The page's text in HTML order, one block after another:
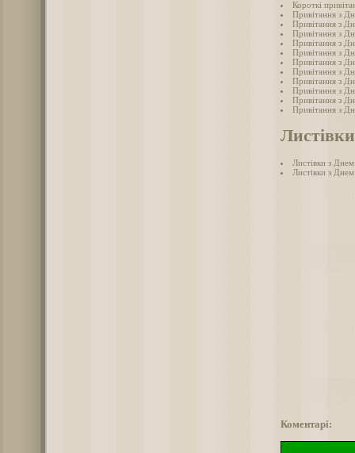
Короткі
Привітання з
Привітання з
Привітання з
Привітання з
Привітання з
Привітання з
Привітання з
Привітання з
Привітання з
Привітання з
Привітання з
Листівки з
Листівки з
Коментарі: